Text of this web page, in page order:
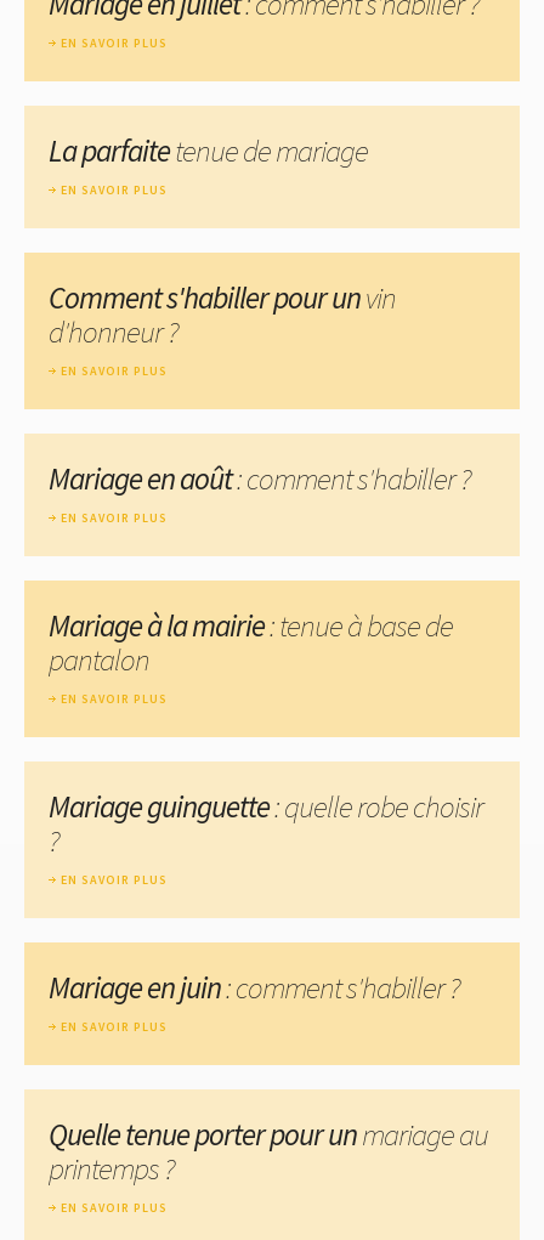
EN SAVOIR PLUS
La parfaitetenue de mariage
EN SAVOIR PLUS
Comment s'habiller pour unvin
d'honneur ?
EN SAVOIR PLUS
Mariage en août: comment s'habiller ?
EN SAVOIR PLUS
Mariage à la mairie: tenue à base de
pantalon
EN SAVOIR PLUS
Mariage guinguette: quelle robe choisir
?
EN SAVOIR PLUS
Mariage en juin: comment s'habiller ?
EN SAVOIR PLUS
Quelle tenue porter pour unmariage au
printemps ?
EN SAVOIR PLUS